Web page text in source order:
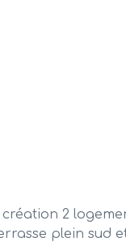
2
plein sud